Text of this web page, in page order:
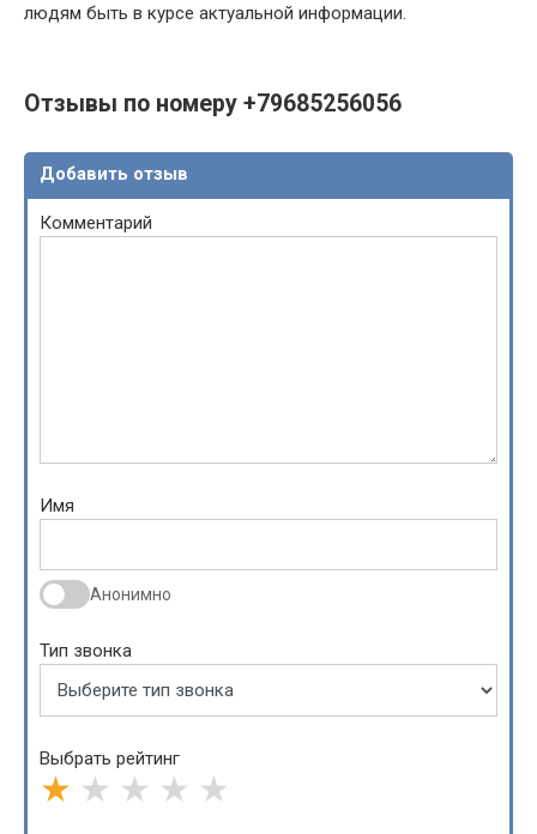
людям быть в курсе актуальной информации.
Отзывы по номеру +79685256056
Добавить отзыв
Комментарий
Имя
Анонимно
Тип звонка
Выбрать рейтинг
★ ★ ★ ★ ★